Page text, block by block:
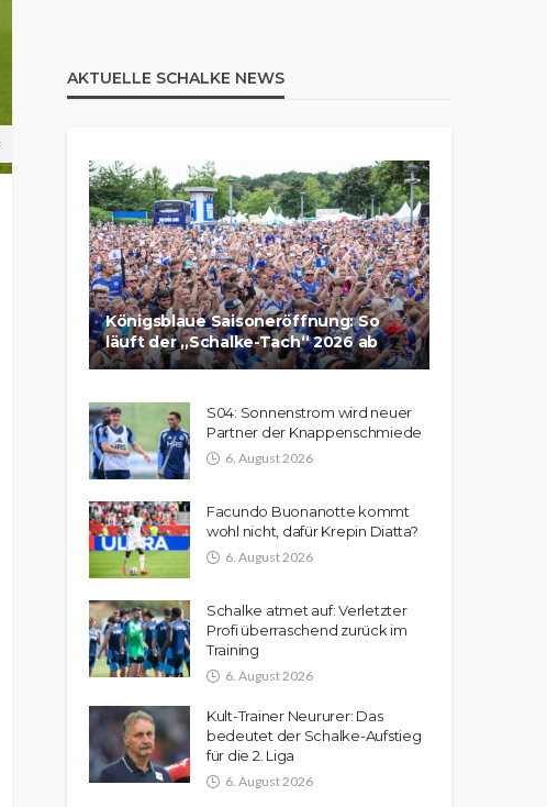
AKTUELLE SCHALKE NEWS
Königsblaue Saisoneröffnung: So
läuft der „Schalke-Tach“ 2026 ab
S04: Sonnenstrom wird neuer
Partner der Knappenschmiede
6. August 2026
Facundo Buonanotte kommt
wohl nicht, dafür Krepin Diatta?
6. August 2026
Schalke atmet auf: Verletzter
Profi überraschend zurück im
Training
6. August 2026
Kult-Trainer Neururer: Das
bedeutet der Schalke-Aufstieg
für die 2. Liga
6. August 2026